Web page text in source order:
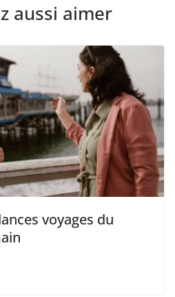
aussi aimer
voyages du